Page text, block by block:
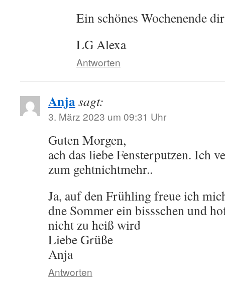
Ein schönes Wochenende
LG Alexa
Antworten
Anjasagt:
3. März 2023 um 09:31 Uhr
Guten Morgen,
ach das liebe Fensterputzen. Ich
zum gehtnichtmehr..
Ja, auf den Frühling freue ich
dne Sommer ein bissschen und
nicht zu heiß wird
Liebe Grüße
Anja
Antworten